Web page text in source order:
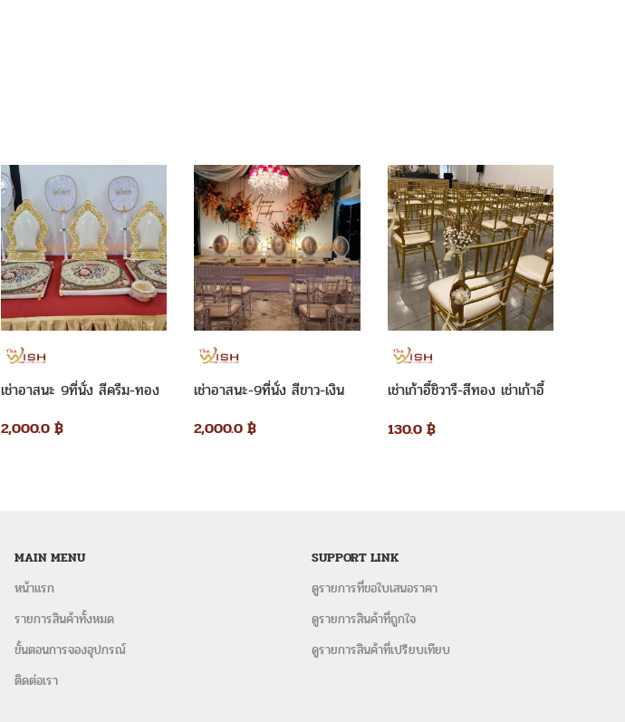
บริการให้ เช่าโต๊ะเหลี่ยม พร้อมเก้าอี้คริสตัลเช่าโต๊ะเหลี่ยม พร้อมเก้าอี้คริสตัล ประกอบด้วย โต๊ะเหลี่ยม
กลาง ขนาด 1.80 เมตร คลุมผ้าขาวพร้อมเก้าอี้คริสตัลและเบาะหนังสีขาว 6 ตัว ราคาชุดละ 1,100
เก้าอี้ชิวารีเก้าอี้คริสตัล โซฟาสีขาว ร่มเชียงใหม่ ร่มสนาม และ
อุปกรณ์จัดงานอื่น ๆ
เช่าเต็นท์ทรงปิรามิด
The Wish Event Service เช่าเต็นท์ และอุปกรณ์จัดงานเลี้ยงครบวงจร
เราให้บริการ เช่าเต็นท์ และอุปกรณ์จัดงานเลี้ยงครบวงจร และบริการให้คำปรึกษาโดยผู้มีประสบการณ์
ในการจัดงานพร้อม อุปกรณ์ครบวงจร อาทิ เต็นท์ โต๊ะจีน โต๊ะเหลี่ยม เก้าอี้ พัดลมไอนน้ำ-ไอเย็น โซฟาสี
ขาว ชุดหลุยส์ อุปกรณ์จัดเลี้ยง ทั้งแบบ modern และแบบประยุกต์ ไทยโบราณ งานแต่งงาน งานจัด
เลี้ยงทำบุญ งานประชุมสัมมนา ในราคาประหยัด สินค้าใหม่ คุณภาพเยี่ยม พร้อมให้บริการจัดงานเร่ง
เช่าอาสนะ 9ที่นั่ง สีครีม-ทอง
2,000.0 ฿
เช่าอาสนะ-9ที่นั่ง สีขาว-เงิน
2,000.0฿
เช่าเก้าอี้ชิวารี-สีทอง เช่าเก้าอี้
130.0 ฿
MAIN MENU
หน้าแรก
รายการสินค้าทั้งหมด
ขั้นตอนการจองอุปกรณ์
ติดต่อเรา
SUPPORT LINK
ดูรายการที่ขอใบเสนอราคา
ดูรายการสินค้าที่ถูกใจ
ดูรายการสินค้าที่เปรียบเทียบ